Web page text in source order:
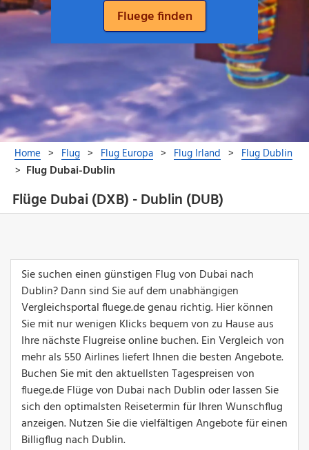
Flüge Dubai (DXB) - Dublin (DUB)
Sie suchen einen günstigen Flug von Dubai nach
Dublin? Dann sind Sie auf dem unabhängigen
Vergleichsportal fluege.de genau richtig. Hier können
Sie mit nur wenigen Klicks bequem von zu Hause aus
Ihre nächste Flugreise online buchen. Ein Vergleich von
mehr als 550 Airlines liefert Ihnen die besten Angebote.
Buchen Sie mit den aktuellsten Tagespreisen von
fluege.de Flüge von Dubai nach Dublin oder lassen Sie
sich den optimalsten Reisetermin für Ihren Wunschflug
anzeigen. Nutzen Sie die vielfältigen Angebote für einen
Billigflug nach Dublin.